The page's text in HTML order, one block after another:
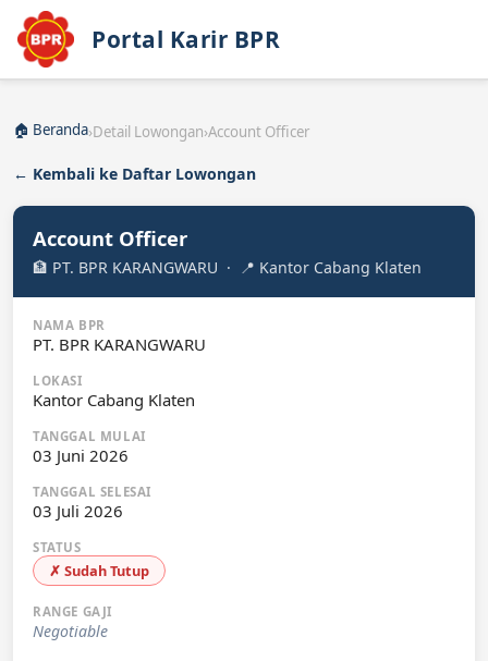
Portal Karir BPR
🏠 Beranda›Detail Lowongan›Account Officer
← Kembali ke Daftar Lowongan
Account Officer
🏦 PT. BPR KARANGWARU · 📍 Kantor Cabang Klaten
NAMA BPR
PT. BPR KARANGWARU
LOKASI
Kantor Cabang Klaten
TANGGAL MULAI
03 Juni 2026
TANGGAL SELESAI
03 Juli 2026
STATUS
✗ Sudah Tutup
RANGE GAJI
Negotiable